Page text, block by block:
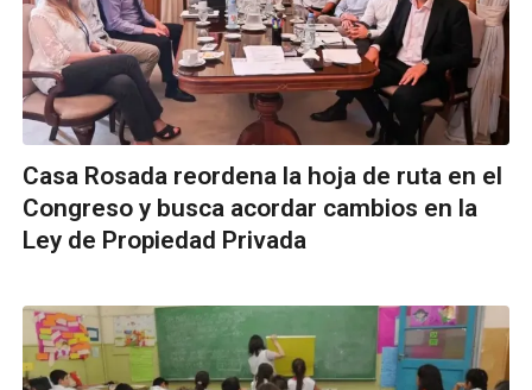
Casa Rosada reordena la hoja de ruta en el
Congreso y busca acordar cambios en la
Ley de Propiedad Privada